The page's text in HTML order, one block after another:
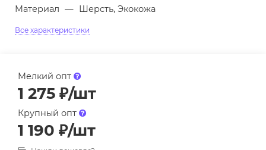
Материал — Шерсть, Экокожа
Все характеристики
Мелкий опт
1 275 ₽/шт
Крупный опт
1 190 ₽/шт